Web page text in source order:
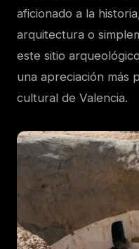
aficionado a la
arquitectura o
este sitio
una apreciación más
cultural de Valencia.